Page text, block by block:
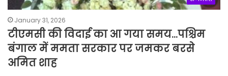
January 31, 2026
टीएमसी की विदाई का आ गया समय…पश्चिम
बंगाल में ममता सरकार पर जमकर बरसे
अमित शाह